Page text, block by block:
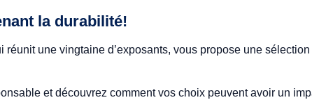
la durabilité!
une vingtaine d’exposants, vous propose une
et découvrez comment vos choix peuvent avoir un